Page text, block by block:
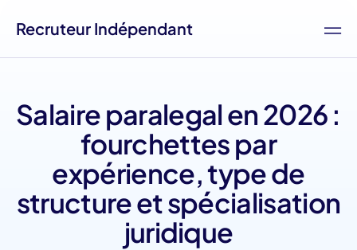
Recruteur Indépendant
Salaire paralegal en 2026 :
fourchettes par
expérience, type de
structure et spécialisation
juridique